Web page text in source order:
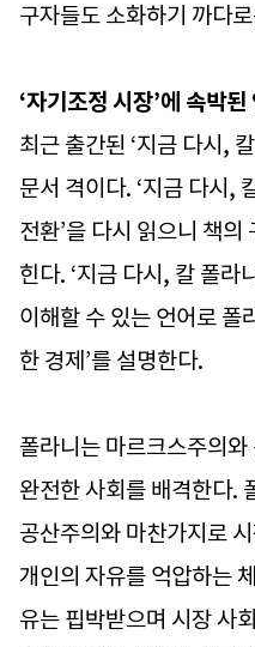
구자들도 소화하기 까다
‘자기조정 시장’에 속박
최근 출간된 ‘지금 다시,
문서 격이다. ‘지금 다시,
전환’을 다시 읽으니 책
힌다. ‘지금 다시, 칼 폴라
이해할 수 있는 언어로 폴
한 경제’를 설명한다.
폴라니는 마르크스주의
완전한 사회를 배격한다.
공산주의와 마찬가지로
개인의 자유를 억압하는
유는 핍박받으며 시장 사